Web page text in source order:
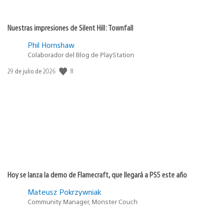
Nuestras impresiones de Silent Hill: Townfall
Phil Hornshaw
Colaborador del Blog de PlayStation
Fecha
29 de julio de 2026 8
Hoy se lanza la demo de Flamecraft, que llegará a PS5 este año
Mateusz Pokrzywniak
Community Manager, Monster Couch